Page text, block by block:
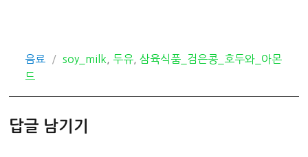
카
테
음료
태
soy_milk 두유, 삼육식품_검은콩_호두와_아몬
드
답글 남기기